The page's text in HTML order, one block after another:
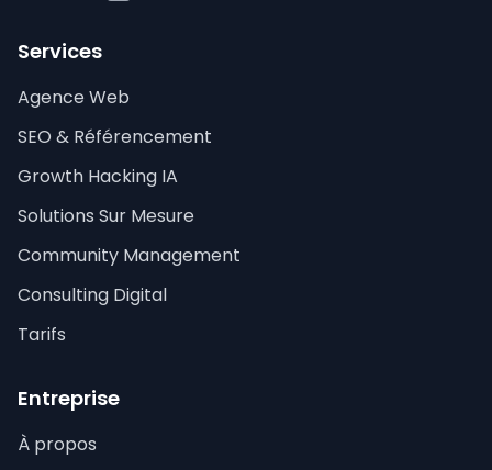
Services
Agence Web
SEO & Référencement
Growth Hacking IA
Solutions Sur Mesure
Community Management
Consulting Digital
Tarifs
Entreprise
À propos